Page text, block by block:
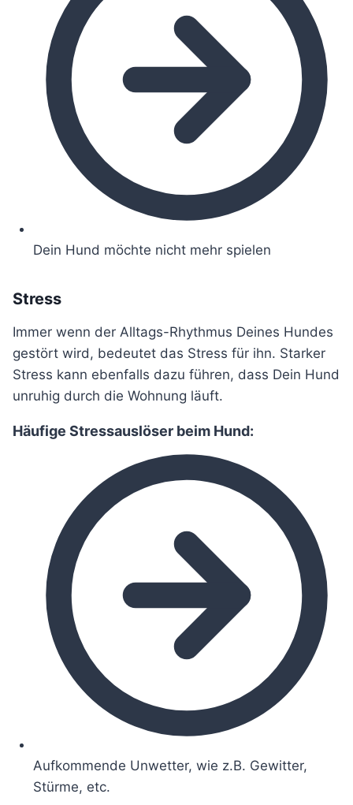
Dein Hund möchte nicht mehr spielen
Stress
Immer wenn der Alltags-Rhythmus Deines Hundes
gestört wird, bedeutet das Stress für ihn. Starker
Stress kann ebenfalls dazu führen, dass Dein Hund
unruhig durch die Wohnung läuft.
Häufige Stressauslöser beim Hund:
Aufkommende Unwetter, wie z.B. Gewitter,
Stürme, etc.